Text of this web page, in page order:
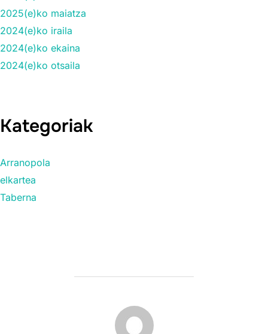
2025(e)ko maiatza
2024(e)ko iraila
2024(e)ko ekaina
2024(e)ko otsaila
Kategoriak
Arranopola
elkartea
Taberna
POST AUTHOR